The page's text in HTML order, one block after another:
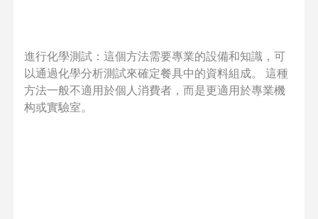
進行化學測試：這個方法需要專業的設備和知識，可
以通過化學分析測試來確定餐具中的資料組成。 這種
方法一般不適用於個人消費者，而是更適用於專業機
构或實驗室。